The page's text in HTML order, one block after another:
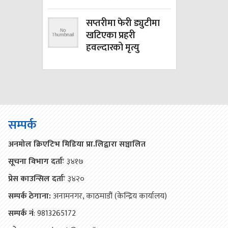
सप्तरीमा फेरी ड्युटीमा
खटिएका प्रहरी
हवल्दारको मृत्यु
सम्पर्क
अनमोल क्रिएटिभ मिडिया प्रा.लिद्वारा सञ्चालित
सूचना विभाग दर्ताः३४१७
प्रेस काउन्सिल दर्ताः३४२०
सम्पर्क ठेगाना:अनामनगर, काठमाडौं (केन्द्रिय कार्यालय)
सम्पर्क नं: 9813265172